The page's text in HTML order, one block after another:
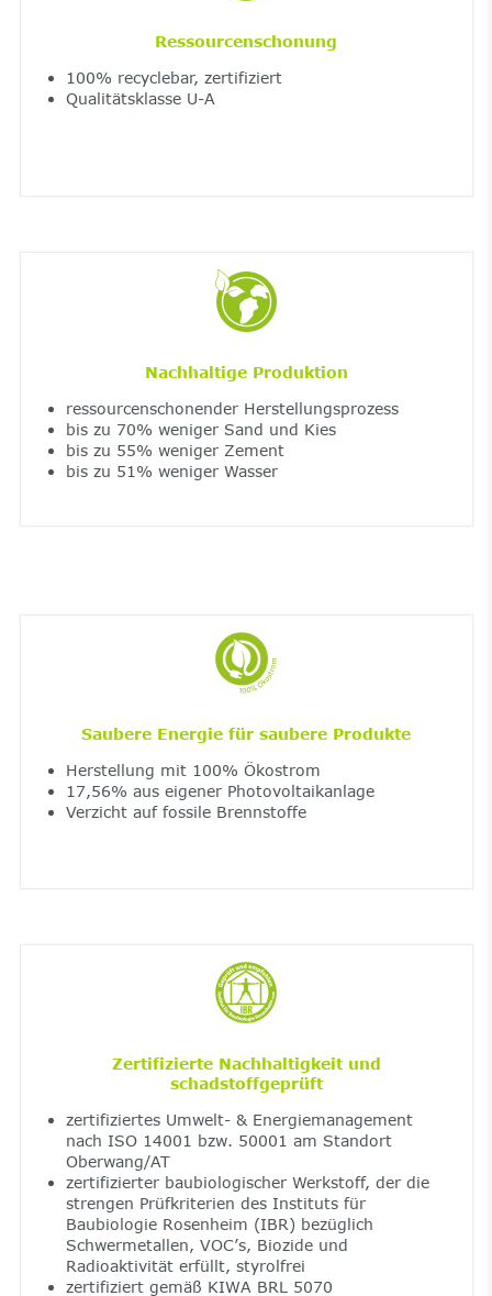
Ressourcenschonung
100% recyclebar, zertifiziert
Qualitätsklasse U-A
Nachhaltige Produktion
ressourcenschonender Herstellungsprozess
bis zu 70% weniger Sand und Kies
bis zu 55% weniger Zement
bis zu 51% weniger Wasser
Saubere Energie für saubere Produkte
Herstellung mit 100% Ökostrom
17,56% aus eigener Photovoltaikanlage
Verzicht auf fossile Brennstoffe
Zertifizierte Nachhaltigkeit und
schadstoffgeprüft
zertifiziertes Umwelt- & Energiemanagement
nach ISO 14001 bzw. 50001 am Standort
Oberwang/AT
zertifizierter baubiologischer Werkstoff, der die
strengen Prüfkriterien des Instituts für
Baubiologie Rosenheim (IBR) bezüglich
Schwermetallen, VOC’s, Biozide und
Radioaktivität erfüllt, styrolfrei
zertifiziert gemäß KIWA BRL 5070